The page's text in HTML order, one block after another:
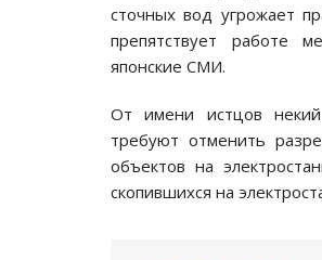
сточных вод угрожает
препятствует работе
японские СМИ.
От имени истцов некий
требуют отменить
объектов на
скопившихся на